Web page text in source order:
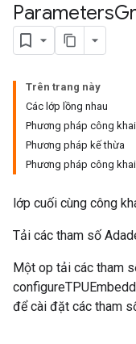
Parameters
Trên trang này
Các lớp lồng nhau
Phương pháp công khai
Phương pháp kế thừa
Phương pháp công khai
lớp cuối cùng công
Tải các tham số
Một op tải các tham
để cài đặt các tham